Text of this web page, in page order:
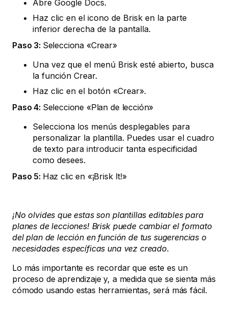
Abre Google Docs.
Haz clic en el icono de Brisk en la parte
inferior derecha de la pantalla.
Paso 3: Selecciona «Crear»
Una vez que el menú Brisk esté abierto, busca
la función Crear.
Haz clic en el botón «Crear».
Paso 4: Seleccione «Plan de lección»
Selecciona los menús desplegables para
personalizar la plantilla. Puedes usar el cuadro
de texto para introducir tanta especificidad
como desees.
Paso 5: Haz clic en «¡Brisk It!»
¡No olvides que estas son plantillas editables para
planes de lecciones! Brisk puede cambiar el formato
del plan de lección en función de tus sugerencias o
necesidades específicas una vez creado.
Lo más importante es recordar que este es un
proceso de aprendizaje y, a medida que se sienta más
cómodo usando estas herramientas, será más fácil.